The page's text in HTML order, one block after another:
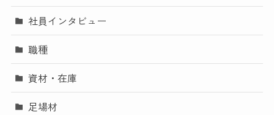
社員インタビュー
職種
資材・在庫
足場材